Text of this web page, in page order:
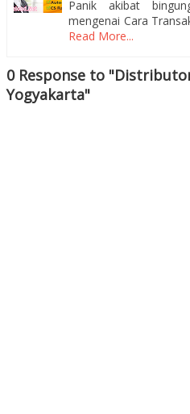
Panik akibat
mengenai Cara
Read More...
0 Response to
Yogyakarta"